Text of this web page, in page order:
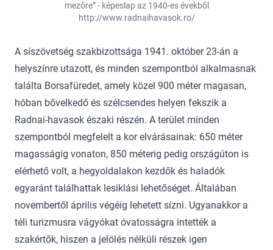
mezőre” - képeslap az 1940-es évekből
http://www.radnaihavasok.ro/
A síszövetség szakbizottsága 1941. október 23-án a
helyszínre utazott, és minden szempontból alkalmasnak
találta Borsafüredet, amely közel 900 méter magasan,
hóban bővelkedő és szélcsendes helyen fekszik a
Radnai-havasok északi részén. A terület minden
szempontból megfelelt a kor elvárásainak: 650 méter
magasságig vonaton, 850 méterig pedig országúton is
elérhető volt, a hegyoldalakon kezdők és haladók
egyaránt találhattak lesiklási lehetőséget. Általában
novembertől április végéig lehetett sízni. Ugyanakkor a
téli turizmusra vágyókat óvatosságra intették a
szakértők, hiszen a jelölés nélküli részek igen